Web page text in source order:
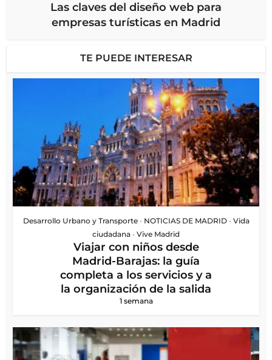
Las claves del diseño web para
empresas turísticas en Madrid
TE PUEDE INTERESAR
Desarrollo Urbano y Transporte • NOTICIAS DE MADRID • Vida
ciudadana • Vive Madrid
Viajar con niños desde
Madrid-Barajas: la guía
completa a los servicios y a
la organización de la salida
1 semana